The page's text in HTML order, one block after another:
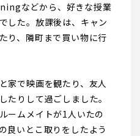
などから、好きな授業
した。放課後は、キャン
り、隣町まで買い物に行
家で映画を観たり、友人
たりして過ごしました。
ームメイトが1人いたの
良いとこ取りをしたよう